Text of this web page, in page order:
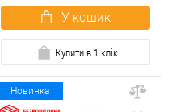
У кошик
Купити в 1 клік
Новинка